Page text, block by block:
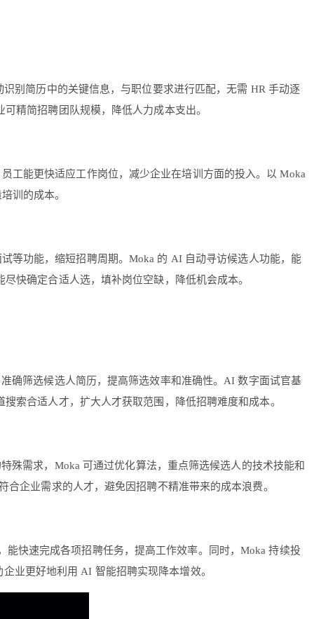
别简历中的关键信息，与职位要求进行匹配，无需 HR 手动逐
精简招聘团队规模，降低人力成本支出。
工能更快适应工作岗位，减少企业在培训方面的投入。以 Moka
训的成本。
等功能，缩短招聘周期。Moka 的 AI 自动寻访候选人功能，能
快确定合适人选，填补岗位空缺，降低机会成本。
确筛选候选人简历，提高筛选效率和准确性。AI 数字面试官基
索合适人才，扩大人才获取范围，降低招聘难度和成本。
殊需求，Moka 可通过优化算法，重点筛选候选人的技术技能和
企业需求的人才，避免因招聘不精准带来的成本浪费。
快速完成各项招聘任务，提高工作效率。同时，Moka 持续投
业更好地利用 AI 智能招聘实现降本增效。